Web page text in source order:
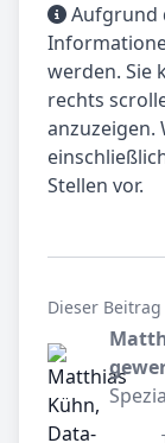
Aufgrund
werden. Sie
rechts
anzuzeigen.
Stellen vor.
Dieser